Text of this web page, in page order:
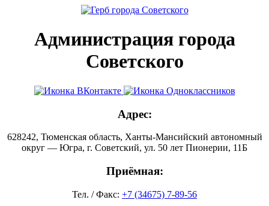
Администрация города
Советского
Адрес:
628242, Тюменская область, Ханты-Мансийский автономный
округ — Югра, г. Советский, ул. 50 лет Пионерии, 11Б
Приёмная:
Тел. / Факс: +7 (34675) 7-89-56